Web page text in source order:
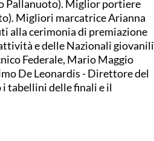
Pallanuoto). Miglior portiere
Migliori marcatrice Arianna
alla cerimonia di premiazione
e delle Nazionali giovanili
Federale, Mario Maggio
De Leonardis - Direttore del
i tabellini delle finali e il